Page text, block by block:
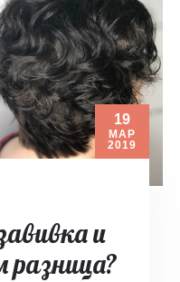
19
МАР
2019
и
разница?